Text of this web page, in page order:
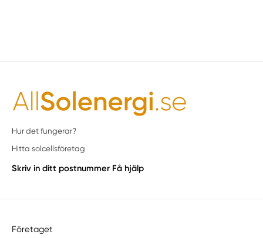
Hur det fungerar?
Hitta solcellsföretag
Skriv in ditt postnummer Få hjälp
Företaget